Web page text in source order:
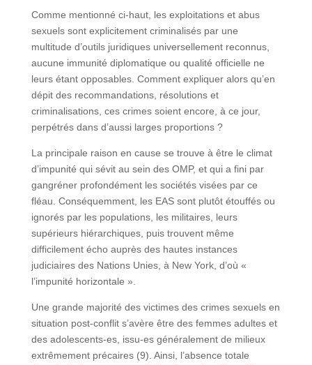
Comme mentionné ci-haut, les exploitations et abus
sexuels sont explicitement criminalisés par une
multitude d’outils juridiques universellement reconnus,
aucune immunité diplomatique ou qualité officielle ne
leurs étant opposables. Comment expliquer alors qu’en
dépit des recommandations, résolutions et
criminalisations, ces crimes soient encore, à ce jour,
perpétrés dans d’aussi larges proportions ?
La principale raison en cause se trouve à être le climat
d’impunité qui sévit au sein des OMP, et qui a fini par
gangréner profondément les sociétés visées par ce
fléau. Conséquemment, les EAS sont plutôt étouffés ou
ignorés par les populations, les militaires, leurs
supérieurs hiérarchiques, puis trouvent même
difficilement écho auprès des hautes instances
judiciaires des Nations Unies, à New York, d’où «
l’impunité horizontale ».
Une grande majorité des victimes des crimes sexuels en
situation post-conflit s’avère être des femmes adultes et
des adolescents-es, issu-es généralement de milieux
extrêmement précaires (9). Ainsi, l’absence totale